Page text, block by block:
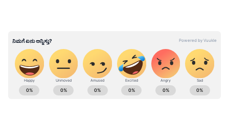
ಹೊಸ ಯೋಜನೆಯಲ್ಲಿ ಕೆಲಸ ಮಾಡಲು ಸರಿಯಾದ ಸಮಯ.
ಸ್ನೇಹಿತ ಅಥವಾ ಸಂಬಂಧಿಕರೊಂದಿಗೆ ಜಗಳವಾಗಬಹುದು.
ಯಾರಿಗಾದರೂ ಮಾಡಿದ ಶಿಫಾರಸು ನಿಮಗೆ ನಕಾರಾತ್ಮಕ
ಫಲಿತಾಂಶವನ್ನು ನೀಡುತ್ತದೆ. ಯಾವುದೇ ರೀತಿಯ ಎರವಲು
ಸಂಬಂಧಿತ ವಹಿವಾಟುಗಳಲ್ಲಿ ತೊಡಗಬೇಡಿ.
ABOUT THE AUTHOR